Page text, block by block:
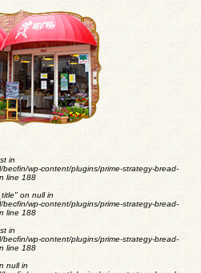
in
wp-content/plugins/prime-strategy-bread-
line 188
on null in
wp-content/plugins/prime-strategy-bread-
line 188
in
wp-content/plugins/prime-strategy-bread-
line 188
null in